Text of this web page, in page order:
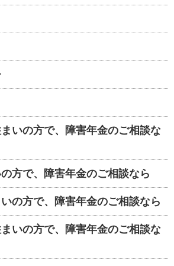
いの方で、障害年金のご相談な
方で、障害年金のご相談なら
の方で、障害年金のご相談なら
いの方で、障害年金のご相談な